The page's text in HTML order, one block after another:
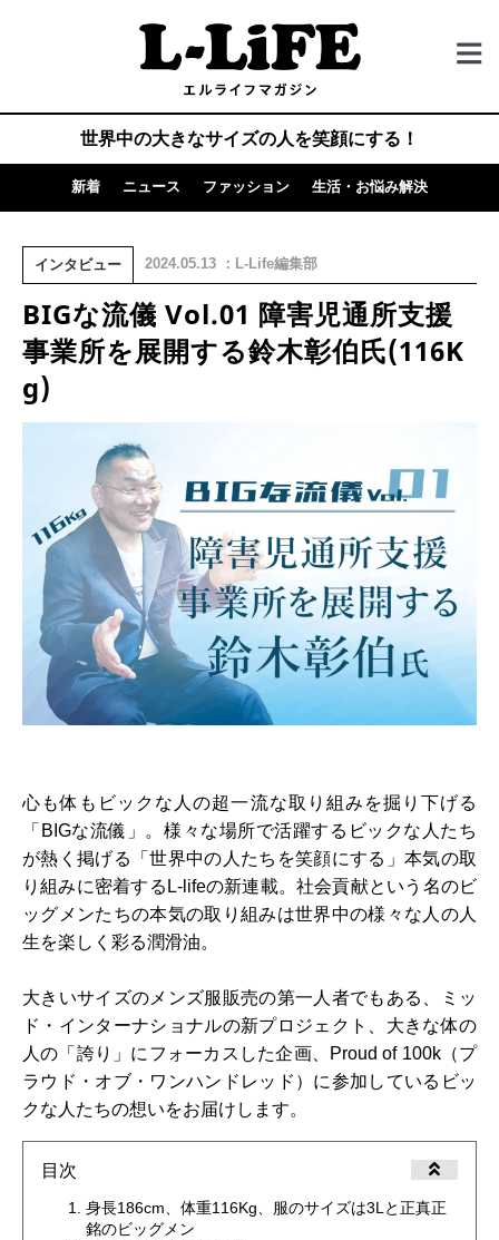
世界中の大きなサイズの人を笑顔にする！
新着 ニュース ファッション 生活・お悩み解決
インタビュー 2024.05.13 ：L-Life編集部
BIGな流儀 Vol.01 障害児通所支援
事業所を展開する鈴木彰伯氏(116K
g)
心も体もビックな人の超一流な取り組みを掘り下げる
「BIGな流儀」。様々な場所で活躍するビックな人たち
が熱く掲げる「世界中の人たちを笑顔にする」本気の取
り組みに密着するL-lifeの新連載。社会貢献という名のビ
ッグメンたちの本気の取り組みは世界中の様々な人の人
生を楽しく彩る潤滑油。
大きいサイズのメンズ服販売の第一人者でもある、ミッ
ド・インターナショナルの新プロジェクト、大きな体の
人の「誇り」にフォーカスした企画、Proud of 100k（プ
ラウド・オブ・ワンハンドレッド）に参加しているビッ
クな人たちの想いをお届けします。
目次
身長186cm、体重116Kg、服のサイズは3Lと正真正
銘のビッグメン